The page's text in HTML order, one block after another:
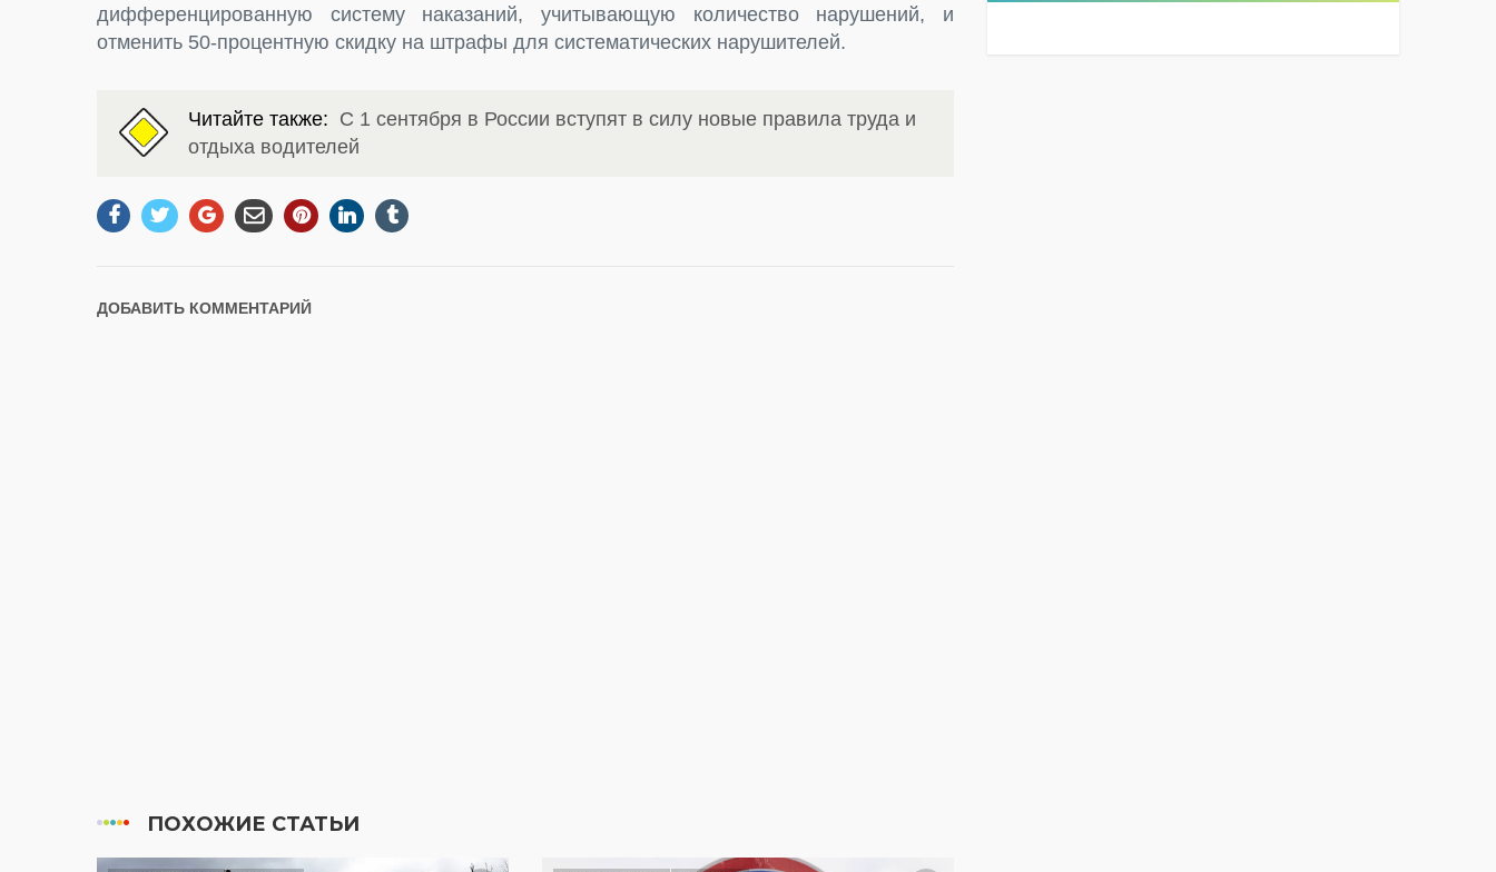
дифференцированную систему наказаний, учитывающую количество нарушений, и
отменить 50-процентную скидку на штрафы для систематических нарушителей.
Читайте также: С 1 сентября в России вступят в силу новые правила труда и
отдыха водителей
ДОБАВИТЬ КОММЕНТАРИЙ
ПОХОЖИЕ СТАТЬИ